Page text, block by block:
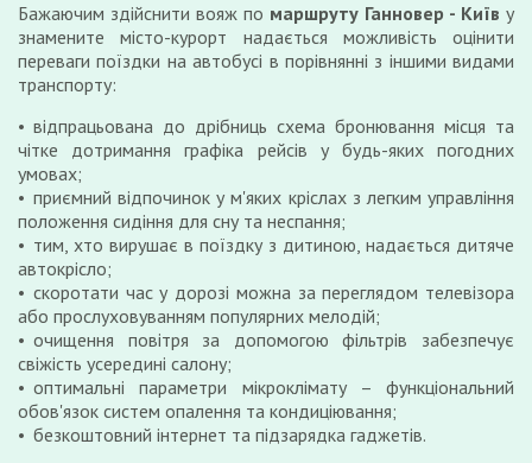
Бажаючим здійснити вояж по маршруту Ганновер - Київ у
знамените місто-курорт надається можливість оцінити
переваги поїздки на автобусі в порівнянні з іншими видами
транспорту:
відпрацьована до дрібниць схема бронювання місця та
чітке дотримання графіка рейсів у будь-яких погодних
умовах;
приємний відпочинок у м'яких кріслах з легким управління
положення сидіння для сну та неспання;
тим, хто вирушає в поїздку з дитиною, надається дитяче
автокрісло;
скоротати час у дорозі можна за переглядом телевізора
або прослуховуванням популярних мелодій;
очищення повітря за допомогою фільтрів забезпечує
свіжість усередині салону;
оптимальні параметри мікроклімату – функціональний
обов'язок систем опалення та кондиціювання;
безкоштовний інтернет та підзарядка гаджетів.